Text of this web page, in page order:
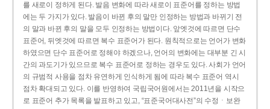
를 새로이 정하게 된다. 발음 변화에 따라 새로이 표준어를 정하는 방법
에는 두 가지가 있다. 발음이 바뀐 후의 말만 인정하는 방법과 바뀌기 전
의 말과 바뀐 후의 말을 모두 인정하는 방법이다. 앞엣것에 따르면 단수
표준어, 뒤엣것에 따르면 복수 표준어가 된다. 원칙적으로는 언어가 변화
하였으면 단수 표준어로 정해야 하겠으나, 언어의 변화에는 대부분 긴 시
간의 과도기가 있으므로 복수 표준어로 정하는 경우도 있다. 사회가 언어
의 규범적 사용을 점차 유연하게 인식하게 됨에 따라 복수 표준어 역시
점차 확대되고 있다. 이를 반영하여 국립국어원에서는 2011년을 시작으
로 표준어 추가 목록을 발표하고 있고, “표준국어대사전”의 수정ㆍ보완